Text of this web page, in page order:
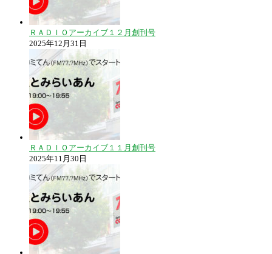
ＲＡＤＩＯアーカイブ１２月創刊号
2025年12月31日
ＲＡＤＩＯアーカイブ１１月創刊号
2025年11月30日